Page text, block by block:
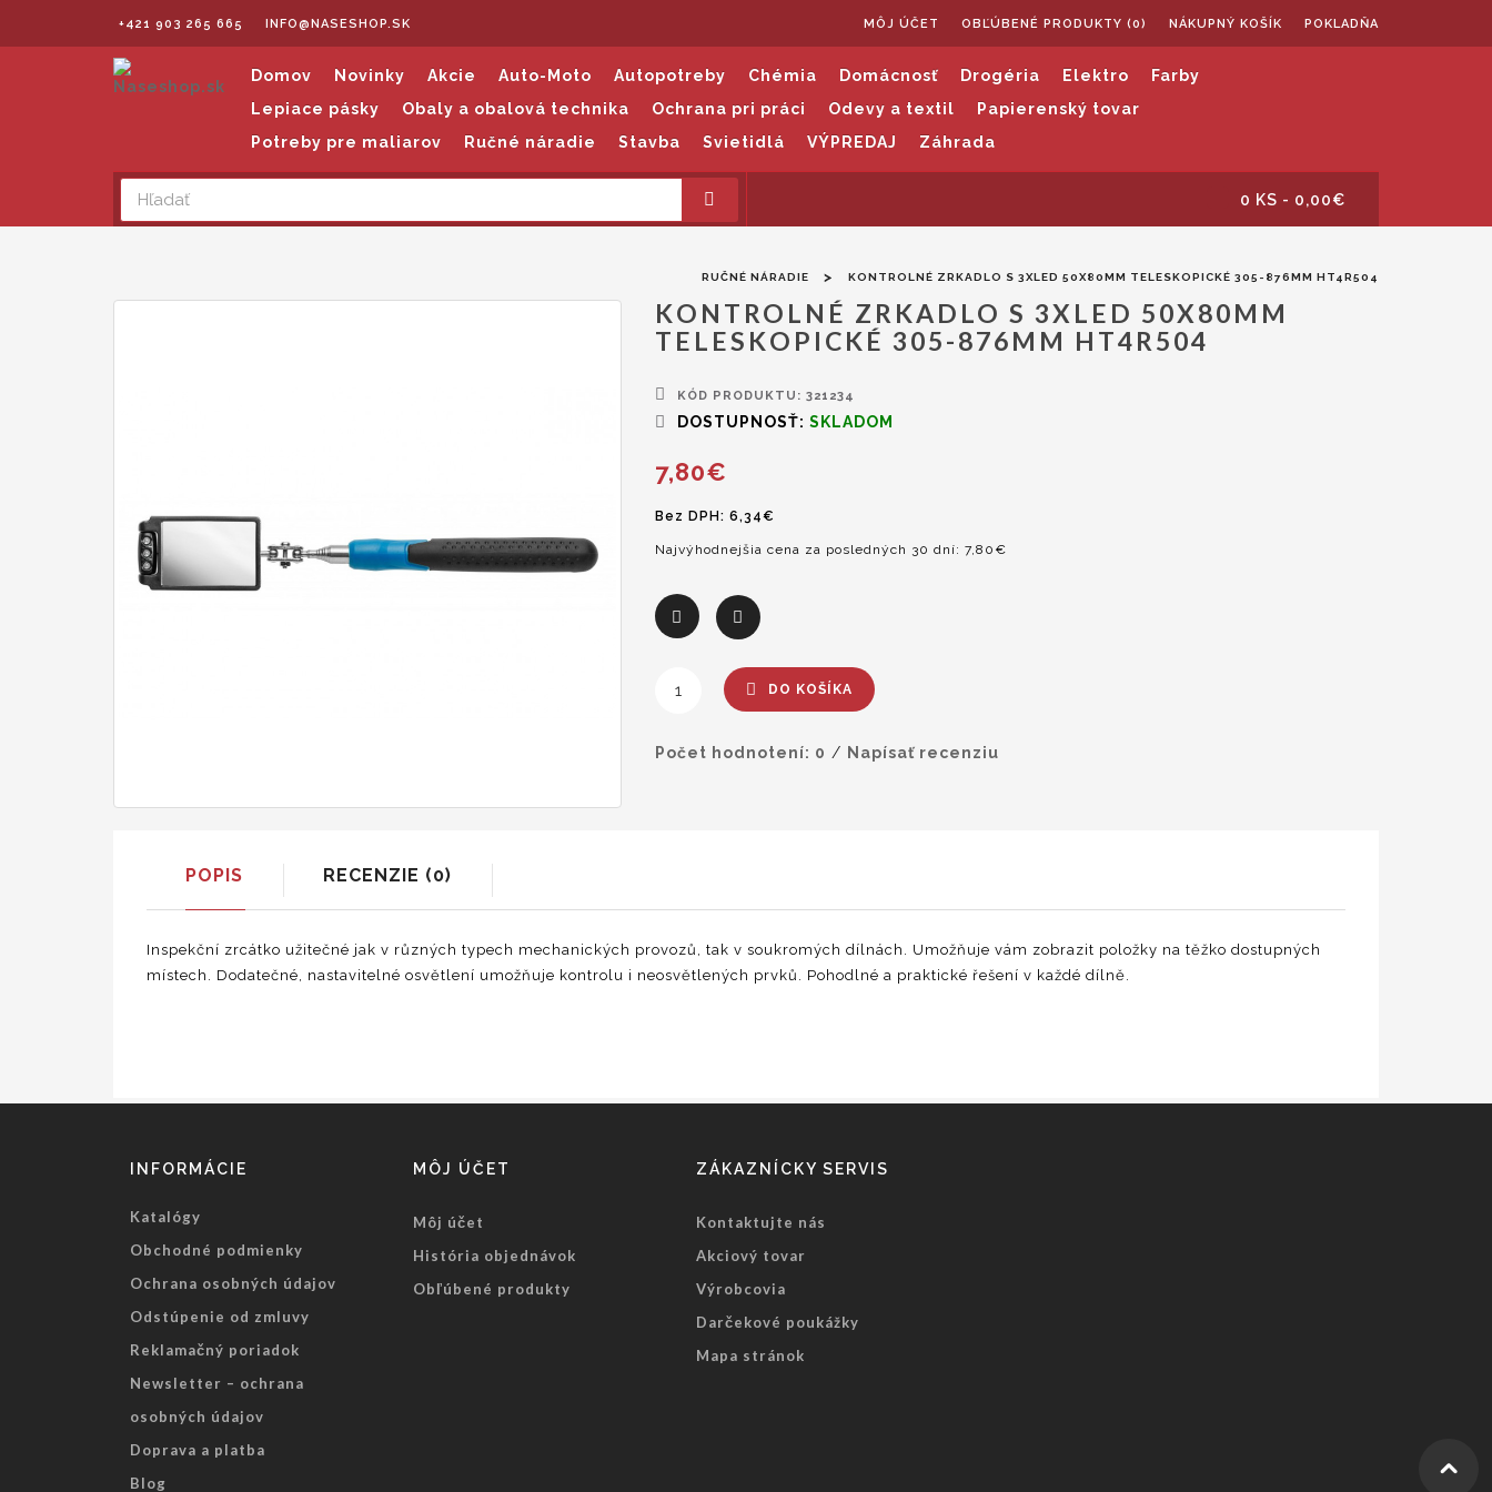
+421 903 265 665 INFO@NASESHOP.SK MÔJ ÚČET OBĽÚBENÉ PRODUKTY (0) NÁKUPNÝ KOŠÍK POKLADŇA
Domov Novinky Akcie Auto-Moto Autopotreby Chémia Domácnosť Drogéria Elektro
Farby
Lepiace pásky
Obaly a obalová technika Ochrana pri práci Odevy a textil
Papierenský tovar
Potreby pre maliarov
Ručné náradie Stavba Svietidlá VÝPREDAJ Záhrada
0 KS - 0,00€
RUČNÉ NÁRADIE KONTROLNÉ ZRKADLO S 3XLED 50X80MM TELESKOPICKÉ 305-876MM HT4R504
KONTROLNÉ ZRKADLO S 3XLED 50X80MM
TELESKOPICKÉ 305-876MM HT4R504
KÓD PRODUKTU: 321234
DOSTUPNOSŤ: SKLADOM
7,80€
Bez DPH: 6,34€
Najvýhodnejšia cena za posledných 30 dní: 7,80€
DO KOŠÍKA
Počet hodnotení: 0 / Napísať recenziu
POPIS RECENZIE (0)
Inspekční zrcátko užitečné jak v různých typech mechanických provozů, tak v soukromých dílnách. Umožňuje vám zobrazit položky na těžko dostupných
místech. Dodatečné, nastavitelné osvětlení umožňuje kontrolu i neosvětlených prvků. Pohodlné a praktické řešení v každé dílně.
INFORMÁCIE
Katalógy
Obchodné podmienky
Ochrana osobných údajov
Odstúpenie od zmluvy
Reklamačný poriadok
Newsletter – ochrana
osobných údajov
Doprava a platba
Blog
MÔJ ÚČET
Môj účet
História objednávok
Obľúbené produkty
ZÁKAZNÍCKY SERVIS
Kontaktujte nás
Akciový tovar
Výrobcovia
Darčekové poukážky
Mapa stránok